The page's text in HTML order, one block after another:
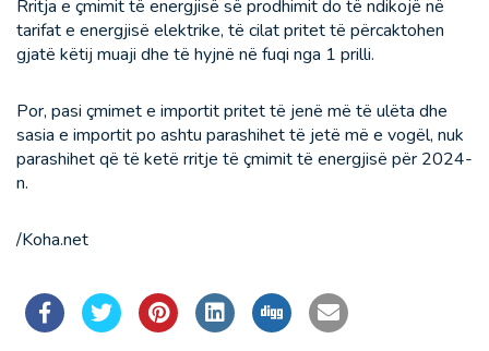
Rritja e çmimit të energjisë së prodhimit do të ndikojë në
tarifat e energjisë elektrike, të cilat pritet të përcaktohen
gjatë këtij muaji dhe të hyjnë në fuqi nga 1 prilli.
Por, pasi çmimet e importit pritet të jenë më të ulëta dhe
sasia e importit po ashtu parashihet të jetë më e vogël, nuk
parashihet që të ketë rritje të çmimit të energjisë për 2024-
n.
/Koha.net